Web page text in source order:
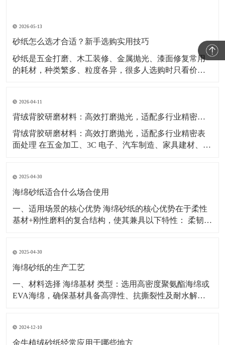
2026-05-13
砂纸怎么选才合适？新手选购实用技巧
砂纸是五金打磨、木工装修、金属抛光、漆面修复常用
的耗材，种类繁多、粒度各异，很多人选购时只看价
的砂纸。 选砂纸首先看粒度目数，目数越低颗粒越粗，
适合粗磨、除锈、去毛刺；目数越
2026-04-11
背绒背胶研磨材料：高效打磨抛光，适配多行业精密表面处理
背绒背胶研磨材料：高效打磨抛光，适配多行业精密表
面处理 在五金加工、3C 电子、汽车制造、家具建材、塑
便捷、切削稳定、适配性强等特点，成为工业表面处理
的常用耗材。 背绒砂纸采用植绒工艺，搭配气动打
2025-04-30
海绵砂纸适合什么场合使用
一、适用场景的核心优势 海绵砂纸的核心优势在于柔性
基材+刚性磨料的复合结构，使其兼具以下特性： 柔韧贴
力，避免传统砂纸因局部压力集中导致的工件损伤； 多
孔排屑性：三维网状结构可快速排出磨屑，防止砂纸
2025-04-30
海绵砂纸的生产工艺
一、材料选择 海绵基材 类型：选用高密度聚氨酯海绵或
EVA海绵，确保基材具备高弹性、抗撕裂性及耐水解
清洗去除表面油污，并通过热压定型消除内部应力，避
免后续加工变形。 磨料 种类：常用氧化铝
2024-12-10
金牛植绒砂纸经常应用于哪些地方